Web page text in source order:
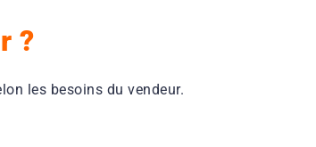
?
les besoins du vendeur.